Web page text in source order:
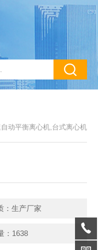
动平衡离心机,台式离心机
：生产厂家
：1638